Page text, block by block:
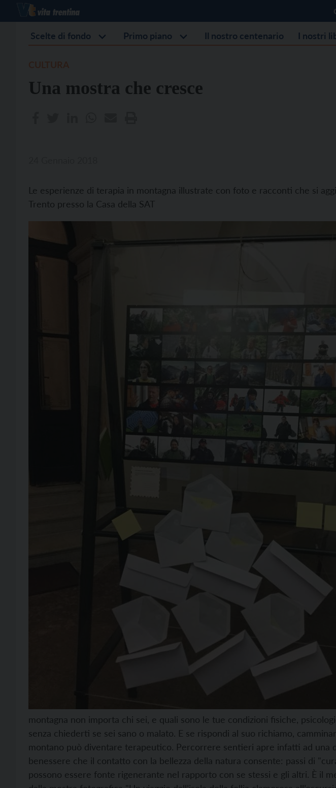
Scelte di fondo Primo piano Il nostro centenario I nostri
Una mostra che cresce
Le esperienze di terapia in montagna illustrate con foto e racconti che si
Trento presso la Casa della SAT
montagna non importa chi sei, e quali sono le tue condizioni fisiche,
senza chiederti se sei sano o malato. E se rispondi al suo richiamo,
montano può diventare terapeutico. Percorrere sentieri apre infatti ad una
benessere che il contatto con la bellezza della natura consente: passi di
possono essere fonte rigenerante nel rapporto con se stessi e gli altri. È il